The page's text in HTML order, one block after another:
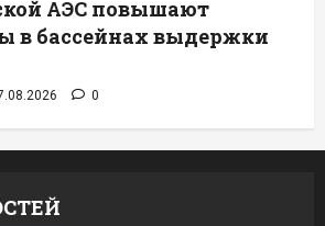
АЭС повышают
в бассейнах выдержки
0